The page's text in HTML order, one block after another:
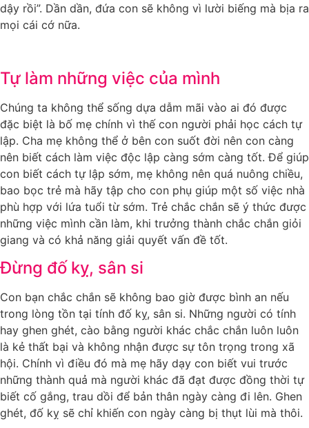
dậy rồi”. Dần dần, đứa con sẽ không vì lười biếng mà bịa ra
mọi cái cớ nữa.
Tự làm những việc của mình
Chúng ta không thể sống dựa dẫm mãi vào ai đó được
đặc biệt là bố mẹ chính vì thế con người phải học cách tự
lập. Cha mẹ không thể ở bên con suốt đời nên con càng
nên biết cách làm việc độc lập càng sớm càng tốt. Để giúp
con biết cách tự lập sớm, mẹ không nên quá nuông chiều,
bao bọc trẻ mà hãy tập cho con phụ giúp một số việc nhà
phù hợp với lứa tuổi từ sớm. Trẻ chắc chắn sẽ ý thức được
những việc mình cần làm, khi trưởng thành chắc chắn giỏi
giang và có khả năng giải quyết vấn đề tốt.
Đừng đố kỵ, sân si
Con bạn chắc chắn sẽ không bao giờ được bình an nếu
trong lòng tồn tại tính đố kỵ, sân si. Những người có tính
hay ghen ghét, cào bằng người khác chắc chắn luôn luôn
là kẻ thất bại và không nhận được sự tôn trọng trong xã
hội. Chính vì điều đó mà mẹ hãy dạy con biết vui trước
những thành quả mà người khác đã đạt được đồng thời tự
biết cố gắng, trau dồi để bản thân ngày càng đi lên. Ghen
ghét, đố kỵ sẽ chỉ khiến con ngày càng bị thụt lùi mà thôi.